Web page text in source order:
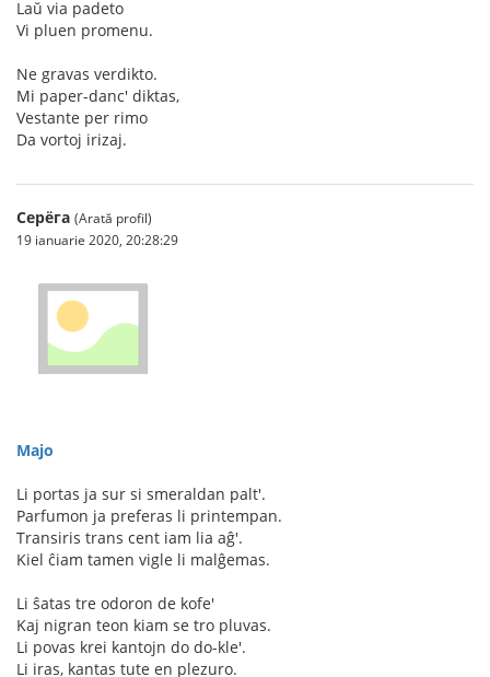
Laŭ via padeto
Vi pluen promenu.
Ne gravas verdikto.
Mi paper-danc' diktas,
Vestante per rimo
Da vortoj irizaj.
Серёга (Arată profil)
19 ianuarie 2020, 20:28:29
Majo
Li portas ja sur si smeraldan palt'.
Parfumon ja preferas li printempan.
Transiris trans cent iam lia aĝ'.
Kiel ĉiam tamen vigle li malĝemas.
Li ŝatas tre odoron de kofe'
Kaj nigran teon kiam se tro pluvas.
Li povas krei kantojn do do-kle'.
Li iras, kantas tute en plezuro.